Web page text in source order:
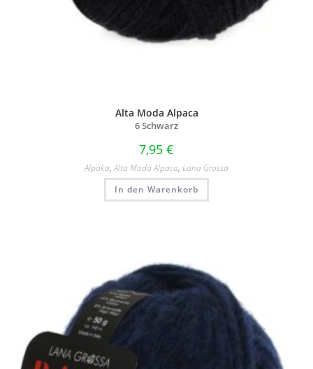
Alta Moda Alpaca
6 Schwarz
7,95 €
Alpaka,Alta Moda Alpaca, Lana Grossa
In den Warenkorb